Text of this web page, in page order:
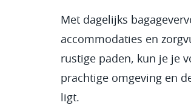
Met dagelijks
accommodaties en
rustige paden, kun je je
prachtige omgeving en
ligt.